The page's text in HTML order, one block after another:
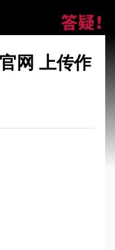
网 上传作